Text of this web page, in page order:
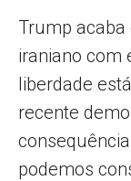
Trump acaba
iraniano com
liberdade
recente
podemos